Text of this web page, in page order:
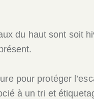
du haut sont soit
pour protéger
à un tri et